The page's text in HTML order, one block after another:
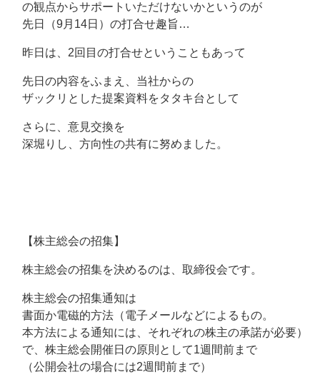
の観点からサポートいただけないかというのが
先日（9月14日）の打合せ趣旨…
昨日は、2回目の打合せということもあって
先日の内容をふまえ、当社からの
ザックリとした提案資料をタタキ台として
さらに、意見交換を
深堀りし、方向性の共有に努めました。
【株主総会の招集】
株主総会の招集を決めるのは、取締役会です。
株主総会の招集通知は
書面か電磁的方法（電子メールなどによるもの。
本方法による通知には、それぞれの株主の承諾が必要）
で、株主総会開催日の原則として1週間前まで
（公開会社の場合には2週間前まで）